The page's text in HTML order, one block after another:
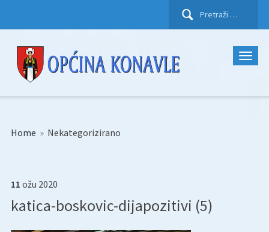
Pretraži:
Home » Nekategorizirano
11 ožu 2020
katica-boskovic-dijapozitivi (5)